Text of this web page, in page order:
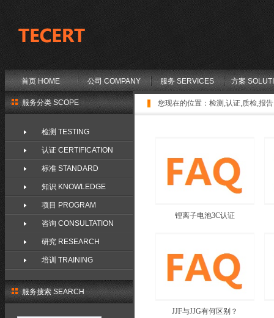
首页 HOME 公司 COMPANY 服务 SERVICES 方案
您现在的位置： 检测,认证,质检,报
服务搜索 SEARCH
锂离子电池3C认证
JJF与JJG有何区别？
服务分类 SCOPE
检测 TESTING
认证 CERTIFICATION
标准 STANDARD
知识 KNOWLEDGE
项目 PROGRAM
咨询 CONSULTATION
研究 RESEARCH
培训 TRAINING